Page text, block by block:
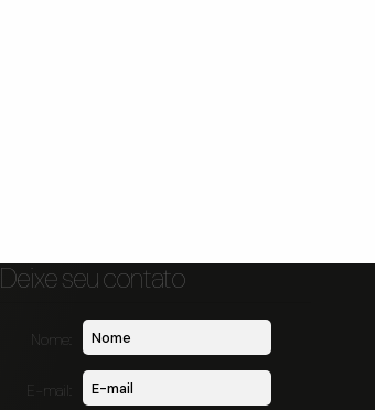
Deixe seu contato
Nome:
E-mail: